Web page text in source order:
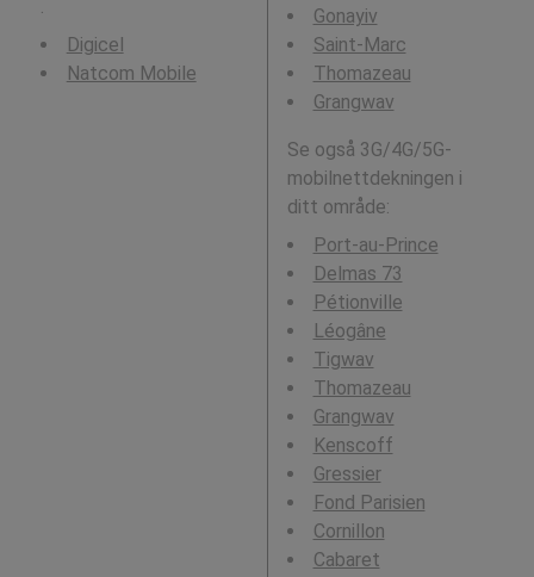
Digicel
Natcom Mobile
Gonayiv
Saint-Marc
Thomazeau
Grangwav
Se også 3G/4G/5G-
mobilnettdekningen i
ditt område:
Port-au-Prince
Delmas 73
Pétionville
Léogâne
Tigwav
Thomazeau
Grangwav
Kenscoff
Gressier
Fond Parisien
Cornillon
Cabaret